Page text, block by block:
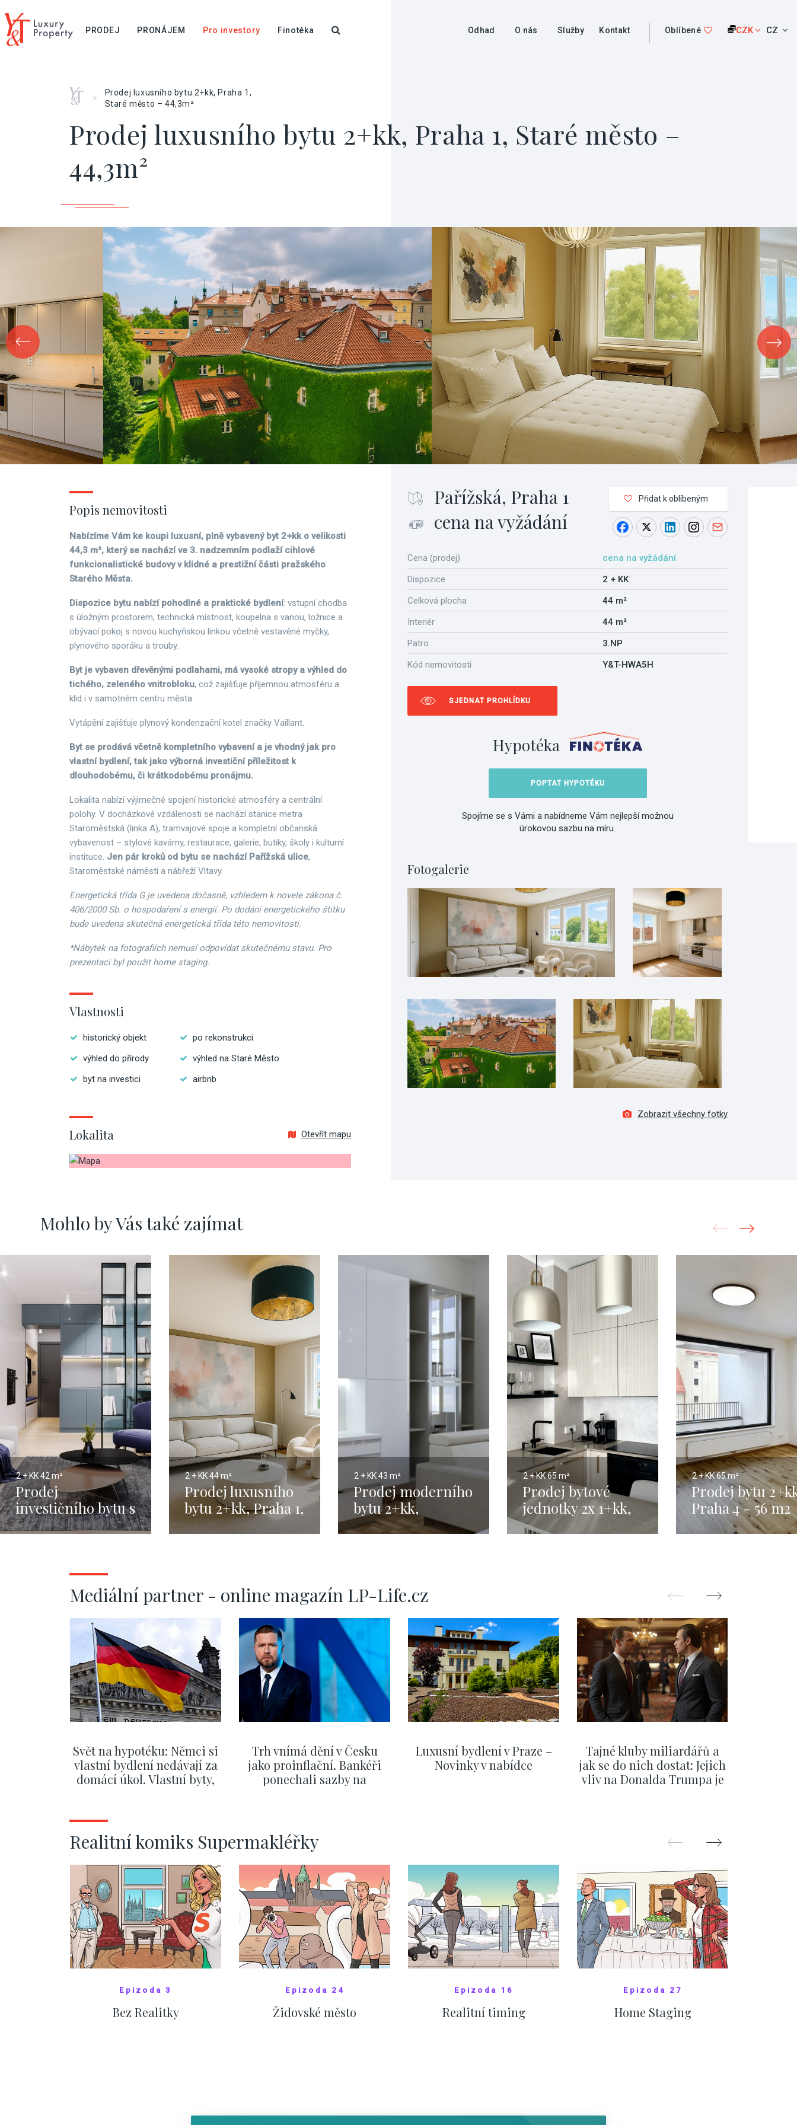
PRODEJ PRONÁJEM Pro investory Finotéka Odhad O nás Služby Kontakt Oblíbené CZK CZ
Home
>
Prodej luxusního bytu 2+kk, Praha 1,
Staré město – 44,3m²
Prodej luxusního bytu 2+kk, Praha 1, Staré město –
44,3m²
Pařížská, Praha 1
cena na vyžádání
Přidat k oblíbeným
Cena (prodej)
cena na vyžádání
Dispozice
2 + KK
Celková plocha
44 m²
Interiér
44 m²
Patro
3.NP
Kód nemovitosti
Y&T-HWA5H
SJEDNAT PROHLÍDKU
Hypotéka
POPTAT HYPOTÉKU
Spojíme se s Vámi a nabídneme Vám nejlepší možnou
úrokovou sazbu na míru.
Fotogalerie
Zobrazit všechny fotky
Popis nemovitosti
Nabízíme Vám ke koupi luxusní, plně vybavený byt 2+kk o velikosti
44,3 m², který se nachází ve 3. nadzemním podlaží cihlové
funkcionalistické budovy v klidné a prestižní části pražského
Starého Města.
Dispozice bytu nabízí pohodlné a praktické bydlení: vstupní chodba
s úložným prostorem, technická místnost, koupelna s vanou, ložnice a
obývací pokoj s novou kuchyňskou linkou včetně vestavěné myčky,
plynového sporáku a trouby.
Byt je vybaven dřevěnými podlahami, má vysoké stropy a výhled do
tichého, zeleného vnitrobloku, což zajišťuje příjemnou atmosféru a
klid i v samotném centru města.
Vytápění zajišťuje plynový kondenzační kotel značky Vaillant.
Byt se prodává včetně kompletního vybavení a je vhodný jak pro
vlastní bydlení, tak jako výborná investiční příležitost k
dlouhodobému, či krátkodobému pronájmu.
Lokalita nabízí výjimečné spojení historické atmosféry a centrální
polohy. V docházkové vzdálenosti se nachází stanice metra
Staroměstská (linka A), tramvajové spoje a kompletní občanská
vybavenost – stylové kavárny, restaurace, galerie, butiky, školy i kulturní
instituce. Jen pár kroků od bytu se nachází Pařížská ulice,
Staroměstské náměstí a nábřeží Vltavy.
Energetická třída G je uvedena dočasně, vzhledem k novele zákona č.
406/2000 Sb. o hospodaření s energií. Po dodání energetického štítku
bude uvedena skutečná energetická třída této nemovitosti.
*Nábytek na fotografiích nemusí odpovídat skutečnému stavu. Pro
prezentaci byl použit home staging.
Vlastnosti
historický objekt
po rekonstrukci
výhled do přírody
výhled na Staré Město
byt na investici
airbnb
Lokalita Otevřít mapu
Mohlo by Vás také zajímat
2 + KK42 m²
Prodej
investičního bytu s
předzahrádkou -
2 + KK44 m²
Prodej luxusního
bytu 2+kk, Praha 1,
Staré město –
2 + KK43 m²
Prodej moderního
bytu 2+kk,
Vinohrady – 43 m2
2 + KK65 m²
Prodej bytové
jednotky 2x 1+kk,
Praha 2 Vinohrady
2 + KK65 m²
Prodej bytu
Praha 4 - 56 m2
Mediální partner - online magazín LP-Life.cz
Svět na hypotéku: Němci si
vlastní bydlení nedávají za
domácí úkol. Vlastní byty,
Trh vnímá dění v Česku
jako proinflační. Bankéři
ponechali sazby na
Luxusní bydlení v Praze –
Novinky v nabídce
Tajné kluby miliardářů a
jak se do nich dostat: Jejich
vliv na Donalda Trumpa je
Realitní komiks Supermakléřky
Epizoda 3
Bez Realitky
Epizoda 24
Židovské město
Epizoda 16
Realitní timing
Epizoda 27
Home Staging